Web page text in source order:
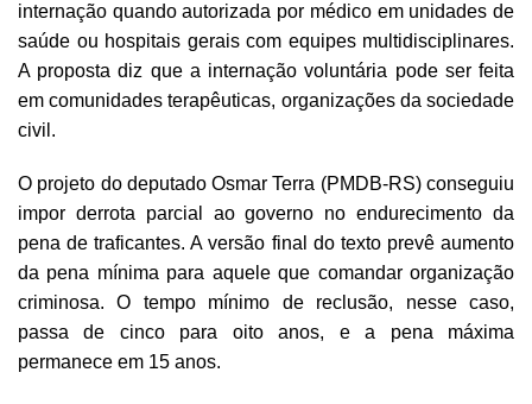
internação quando autorizada por médico em unidades de
saúde ou hospitais gerais com equipes multidisciplinares.
A proposta diz que a internação voluntária pode ser feita
em comunidades terapêuticas, organizações da sociedade
civil.
O projeto do deputado Osmar Terra (PMDB-RS) conseguiu
impor derrota parcial ao governo no endurecimento da
pena de traficantes. A versão final do texto prevê aumento
da pena mínima para aquele que comandar organização
criminosa. O tempo mínimo de reclusão, nesse caso,
passa de cinco para oito anos, e a pena máxima
permanece em 15 anos.